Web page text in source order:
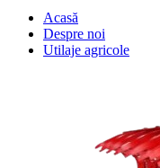
Acasă
Despre noi
Utilaje agricole